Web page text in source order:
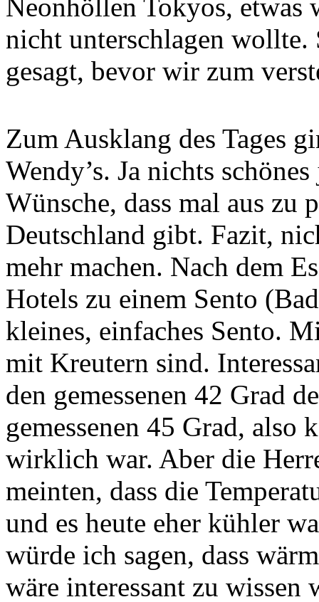
Neonhöllen Tokyos, etwas
nicht unterschlagen
gesagt, bevor wir zum
Zum Ausklang des Tages
Wendy’s. Ja nichts
Wünsche, dass mal aus zu
Deutschland gibt. Fazit,
mehr machen. Nach dem
Hotels zu einem Sento
kleines, einfaches Sento.
mit Kreutern sind.
den gemessenen 42 Grad
gemessenen 45 Grad, also
wirklich war. Aber die
meinten, dass die
und es heute eher kühler
würde ich sagen, dass
wäre interessant zu wissen